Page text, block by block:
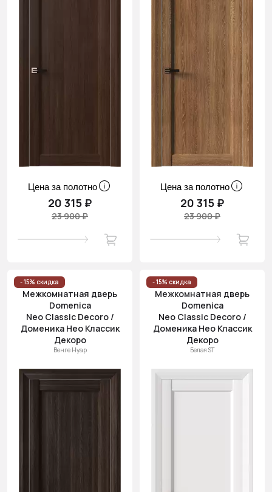
Цена за полотно
20 315 ₽
23 900 ₽
Цена за полотно
20 315 ₽
23 900 ₽
- 15% скидка
Межкомнатная дверь
Domenica
Neo Classic Decoro /
Доменика Нео Классик
Декоро
Венге Нуар
- 15% скидка
Межкомнатная дверь
Domenica
Neo Classic Decoro /
Доменика Нео Классик
Декоро
Белая ST